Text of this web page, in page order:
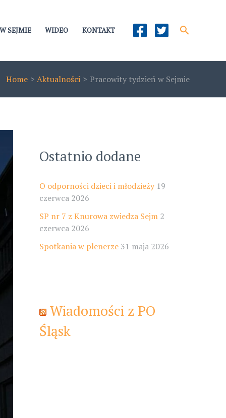
SEJMIE WIDEO KONTAKT Szukaj
Home Aktualności Pracowity tydzień w Sejmie
Ostatnio dodane
O odporności dzieci i młodzieży 19
czerwca 2026
SP nr 7 z Knurowa zwiedza Sejm 2
czerwca 2026
Spotkania w plenerze 31 maja 2026
Wiadomości z PO
Śląsk